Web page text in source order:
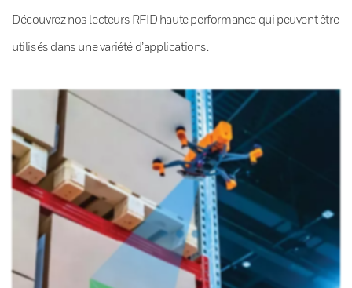
Découvrez nos lecteurs RFID haute performance qui peuvent être
utilisés dans une variété d’applications.